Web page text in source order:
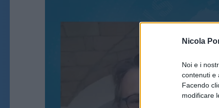
Nicola
Noi e i
contenuti e
Facendo
modificare